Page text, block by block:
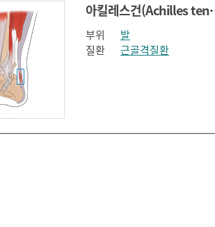
아킬
부위
발
질환
근골격질환